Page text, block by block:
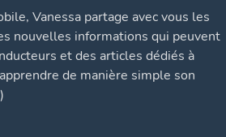
Vanessa partage avec vous les
nouvelles informations qui peuvent
et des articles dédiés à
de manière simple son